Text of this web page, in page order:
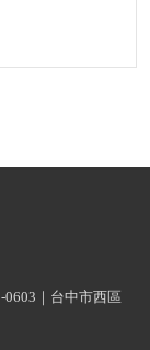
｜台中市西區